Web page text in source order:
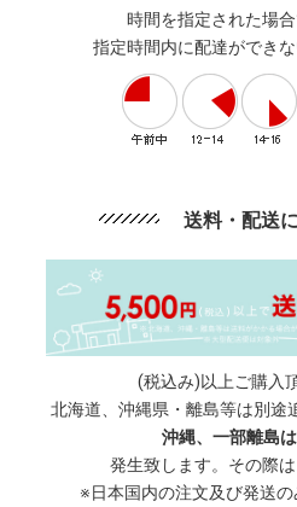
時間を指定された場
指定時間内に配達ができな
送料・配送
(税込み)以上ご購入
北海道、沖縄県・離島等は別途
沖縄、一部離島
発生致します。その際は
※日本国内の注文及び発送の